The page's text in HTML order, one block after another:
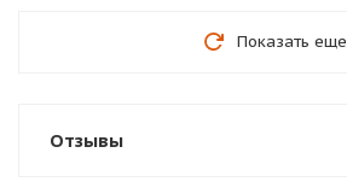
Показать еще
Отзывы